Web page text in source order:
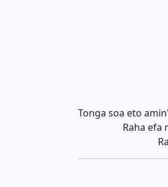
Tonga soa eto
Raha efa